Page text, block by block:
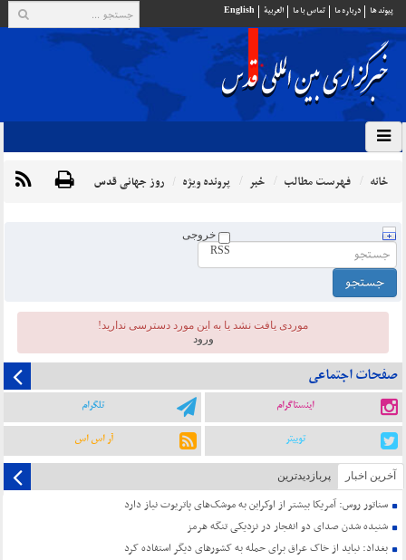
پيوند ها درباره ما تماس با ما العربية English
خانه فهرست مطالب خبر پرونده ویژه روز جهانی قدس
خروجی
RSS
موردی يافت نشد یا به این مورد دسترسی ندارید!
ورود
صفحات اجتماعی
اینستاگرام تلگرام
توییتر آر اس اس
آخرین اخبار پربازدیدترین
سناتور روس: آمریکا بیشتر از اوکراین به موشک‌های پاتریوت نیاز دارد
شنیده شدن صدای دو انفجار در نزدیکی تنگه هرمز
بغداد: نباید از خاک عراق برای حمله به کشورهای دیگر استفاده کرد